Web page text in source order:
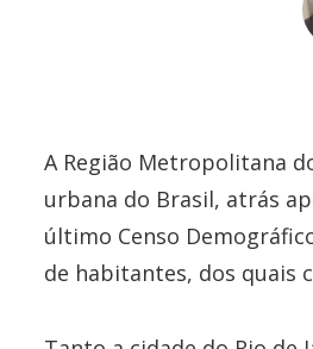
A Região Metropolitana
urbana do Brasil, atrás
último Censo
de habitantes, dos quais